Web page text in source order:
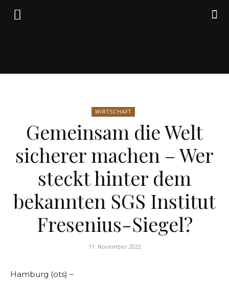
Friedrich
von
Weik
WIRTSCHAFT
Gemeinsam die Welt
sicherer machen – Wer
steckt hinter dem
bekannten SGS Institut
Fresenius-Siegel?
11. November 2022
Hamburg (ots) –